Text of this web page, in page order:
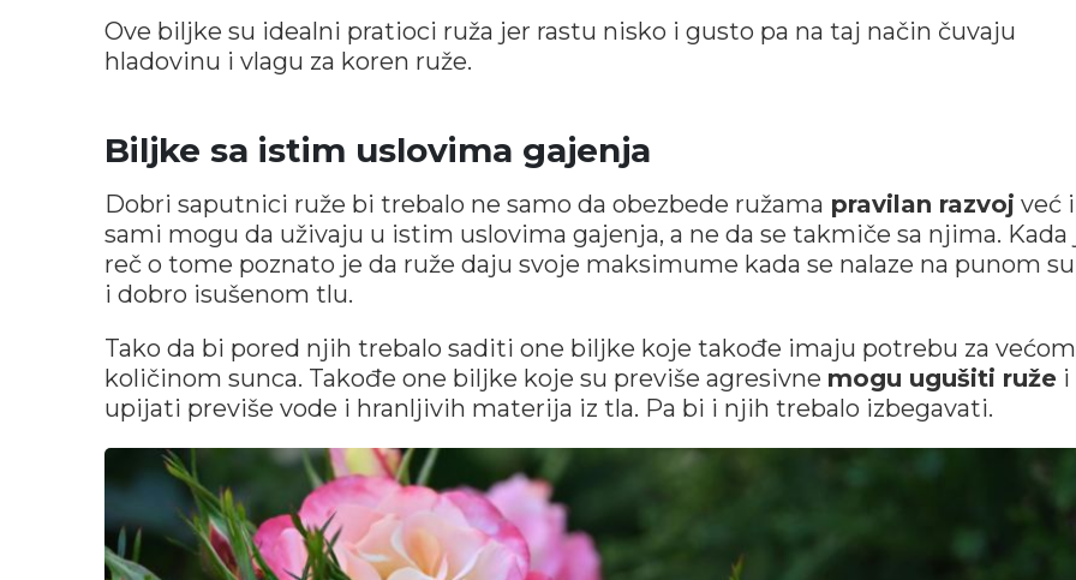
Ove biljke su idealni pratioci ruža jer rastu nisko i gusto pa na taj način čuvaju
hladovinu i vlagu za koren ruže.
Biljke sa istim uslovima gajenja
Dobri saputnici ruže bi trebalo ne samo da obezbede ružama pravilan razvoj već
sami mogu da uživaju u istim uslovima gajenja, a ne da se takmiče sa njima. Kada
reč o tome poznato je da ruže daju svoje maksimume kada se nalaze na punom
i dobro isušenom tlu.
Tako da bi pored njih trebalo saditi one biljke koje takođe imaju potrebu za većom
količinom sunca. Takođe one biljke koje su previše agresivne mogu ugušiti ruže i
upijati previše vode i hranljivih materija iz tla. Pa bi i njih trebalo izbegavati.